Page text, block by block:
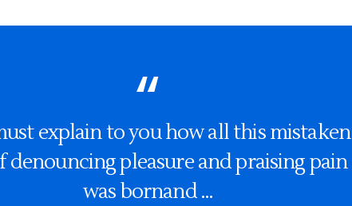
explain to you how all this mistaken
denouncing pleasure and praising pain
was bornand …